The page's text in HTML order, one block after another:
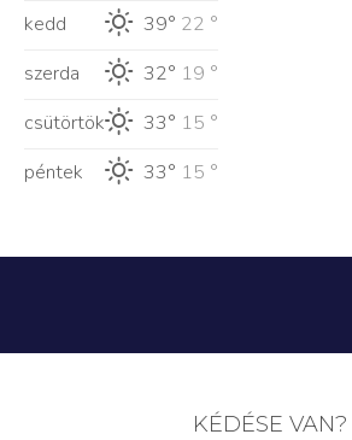
kedd
39° 22 °
szerda
32° 19 °
csütörtök
33° 15 °
péntek
33° 15 °
KÉDÉSE VAN?